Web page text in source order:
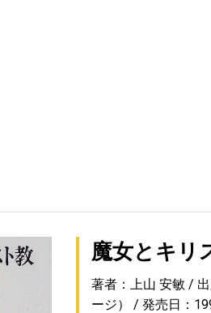
魔女とキリ
著者：上山 安敏
ージ）
発売日：